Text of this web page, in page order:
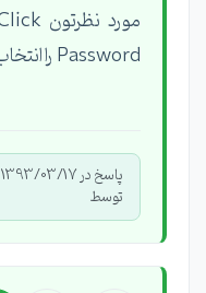
Password را انتخاب کنید.
پاسخ در 1393/03/17
توسط